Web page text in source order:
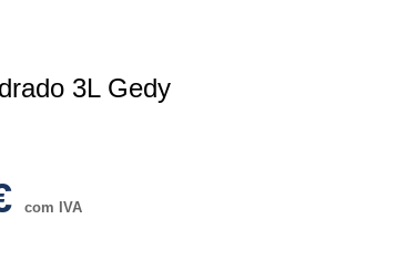
3L Gedy
com IVA